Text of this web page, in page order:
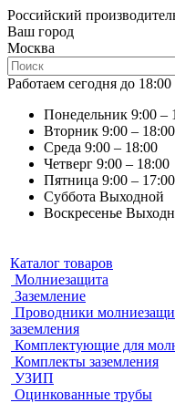
Российский
Ваш город
Москва
Работаем сегодня до 18:00
Понедельник 9:00 –
Вторник 9:00 – 18:00
Среда 9:00 – 18:00
Четверг 9:00 – 18:00
Пятница 9:00 – 17:00
Суббота Выходной
Воскресенье
Каталог товаров
Молниезащита
Заземление
Проводники
заземления
Комплектующие для
Комплекты заземления
УЗИП
Оцинкованные трубы